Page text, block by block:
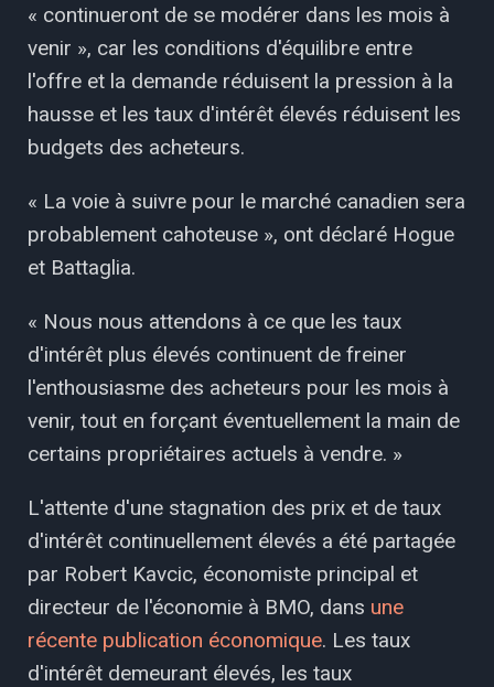
« continueront de se modérer dans les mois à
venir », car les conditions d'équilibre entre
l'offre et la demande réduisent la pression à la
hausse et les taux d'intérêt élevés réduisent les
budgets des acheteurs.
« La voie à suivre pour le marché canadien sera
probablement cahoteuse », ont déclaré Hogue
et Battaglia.
« Nous nous attendons à ce que les taux
d'intérêt plus élevés continuent de freiner
l'enthousiasme des acheteurs pour les mois à
venir, tout en forçant éventuellement la main de
certains propriétaires actuels à vendre. »
L'attente d'une stagnation des prix et de taux
d'intérêt continuellement élevés a été partagée
par Robert Kavcic, économiste principal et
directeur de l'économie à BMO, dans une
récente publication économique. Les taux
d'intérêt demeurant élevés, les taux